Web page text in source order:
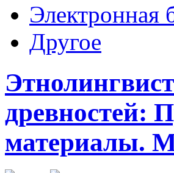
Электронная
Другое
древностей:
материалы.